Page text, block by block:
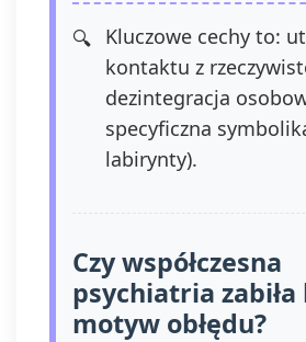
Kluczowe cechy to:
kontaktu z
dezintegracja
specyficzna
labirynty).
Czy współczesna
psychiatria
motyw obłędu?